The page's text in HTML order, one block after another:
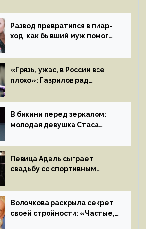
Развод превратился в пиар-
ход: как бывший муж помог
«Грязь, ужас, в России все
плохо»: Гаврилов рад
иноагентов
В бикини перед зеркалом:
молодая девушка Стаса
на камеру
Певица Адель сыграет
свадьбу со спортивным
летом
Волочкова раскрыла секрет
своей стройности: «Частые,